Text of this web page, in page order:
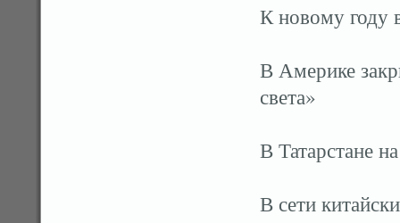
К новому году
В Америке
света»
В Татарстане
В сети